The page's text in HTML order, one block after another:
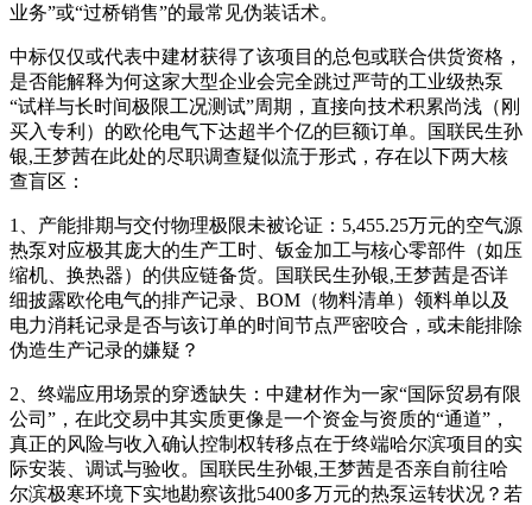
业务”或“过桥销售”的最常见伪装话术。
中标仅仅或代表中建材获得了该项目的总包或联合供货资格，
是否能解释为何这家大型企业会完全跳过严苛的工业级热泵
“试样与长时间极限工况测试”周期，直接向技术积累尚浅（刚
买入专利）的欧伦电气下达超半个亿的巨额订单。国联民生孙
银,王梦茜在此处的尽职调查疑似流于形式，存在以下两大核
查盲区：
1、产能排期与交付物理极限未被论证：5,455.25万元的空气源
热泵对应极其庞大的生产工时、钣金加工与核心零部件（如压
缩机、换热器）的供应链备货。国联民生孙银,王梦茜是否详
细披露欧伦电气的排产记录、BOM（物料清单）领料单以及
电力消耗记录是否与该订单的时间节点严密咬合，或未能排除
伪造生产记录的嫌疑？
2、终端应用场景的穿透缺失：中建材作为一家“国际贸易有限
公司”，在此交易中其实质更像是一个资金与资质的“通道”，
真正的风险与收入确认控制权转移点在于终端哈尔滨项目的实
际安装、调试与验收。国联民生孙银,王梦茜是否亲自前往哈
尔滨极寒环境下实地勘察该批5400多万元的热泵运转状况？若